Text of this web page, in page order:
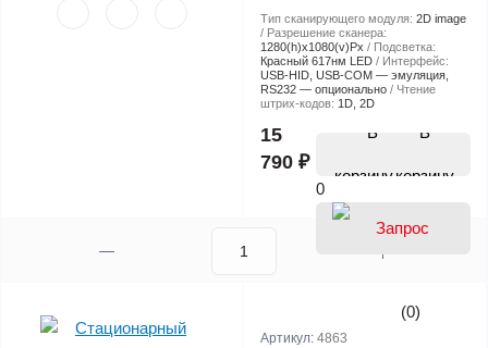
Тип сканирующего модуля: 2D image
Разрешение сканера:
1280(h)х1080(v)Px
Подсветка:
Красный 617нм LED
Интерфейс:
USB-HID, USB-COM — эмуляция,
RS232 — опционально
Чтение
штрих-кодов: 1D, 2D
15
790 ₽
В
корзину
0
(0)
Артикул: 4863